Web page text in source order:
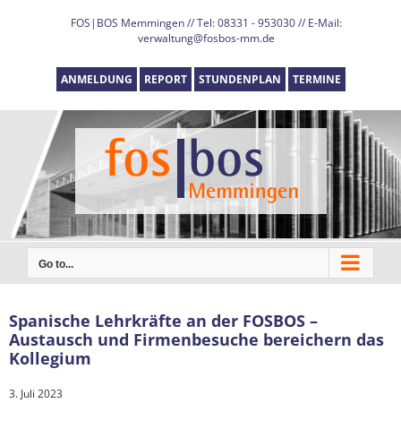
FOS|BOS Memmingen // Tel: 08331 - 953030 // E-Mail:
verwaltung@fosbos-mm.de
ANMELDUNG REPORT STUNDENPLAN TERMINE
Go to...
Spanische Lehrkräfte an der FOSBOS –
Austausch und Firmenbesuche bereichern das
Kollegium
3. Juli 2023